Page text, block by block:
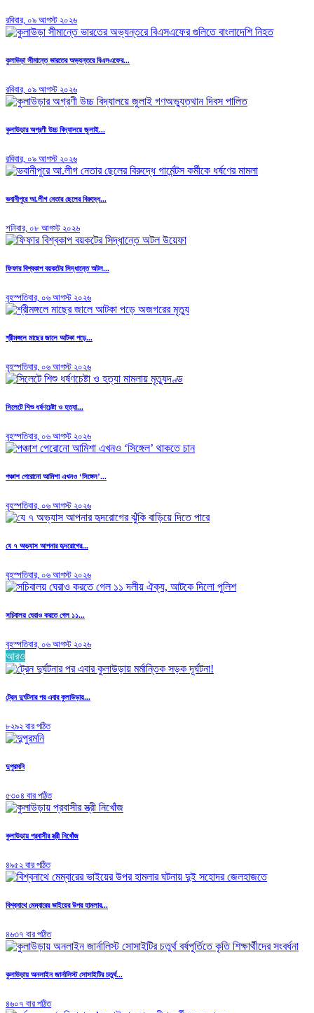
রবিবার, ০৯ আগস্ট ২০২৬
কুলাউড়া সীমান্তে ভারতের অভ্যন্তরে বিএসএফের...
রবিবার, ০৯ আগস্ট ২০২৬
কুলাউড়ার অগ্রণী উচ্চ বিদ্যালয়ে জুলাই...
রবিবার, ০৯ আগস্ট ২০২৬
ভবানীপুরে আ.লীগ নেতার ছেলের বিরুদ্ধে...
শনিবার, ০৮ আগস্ট ২০২৬
ফিফার বিশ্বকাপ বয়কটের সিদ্ধান্তে অটল...
বৃহস্পতিবার, ০৬ আগস্ট ২০২৬
শ্রীমঙ্গলে মাছের জালে আটকা পড়ে...
বৃহস্পতিবার, ০৬ আগস্ট ২০২৬
সিলেটে শিশু ধর্ষণচেষ্টা ও হত্যা...
বৃহস্পতিবার, ০৬ আগস্ট ২০২৬
পঞ্চাশ পেরোনো আমিশা এখনও ‘সিঙ্গেল’...
বৃহস্পতিবার, ০৬ আগস্ট ২০২৬
যে ৭ অভ্যাস আপনার হৃদরোগের...
বৃহস্পতিবার, ০৬ আগস্ট ২০২৬
সচিবালয় ঘেরাও করতে গেল ১১...
বৃহস্পতিবার, ০৬ আগস্ট ২০২৬
আরও
ট্রেন দুর্ঘটনার পর এবার কুলাউড়ায়...
৮২৯২ বার পঠিত
দুপুরমনি
৫৩০৪ বার পঠিত
কুলাউড়ায় প্রবাসীর স্ত্রী নিখোঁজ
৪৯৫২ বার পঠিত
বিশ্বনাথে মেম্বারের ভাইয়ের উপর হামলার...
৪৬৩৭ বার পঠিত
কুলাউড়ায় অনলাইন জার্নালিস্ট সোসাইটির চতুর্থ...
৪৬০৭ বার পঠিত